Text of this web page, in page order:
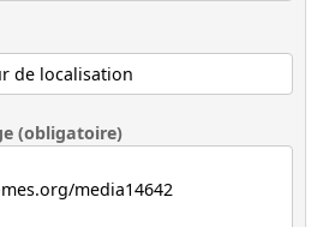
(obligatoire)